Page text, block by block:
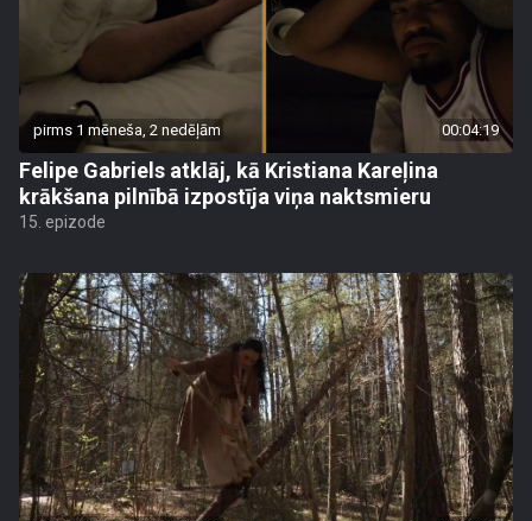
pirms 1 mēneša, 2 nedēļām 00:04:19
Felipe Gabriels atklāj, kā Kristiana Kareļina
krākšana pilnībā izpostīja viņa naktsmieru
15. epizode